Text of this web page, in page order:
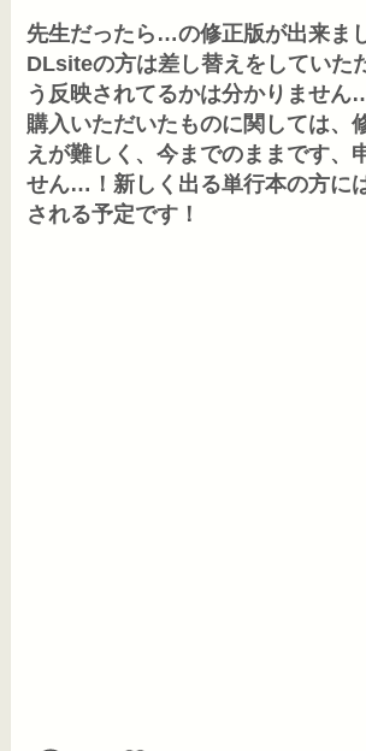
先生だったら…の修正版が出来ま
DLsiteの方は差し替えをしていた
う反映されてるかは分かりませ
購入いただいたものに関しては、
えが難しく、今までのままです、
せん…！新しく出る単行本の方に
される予定です！